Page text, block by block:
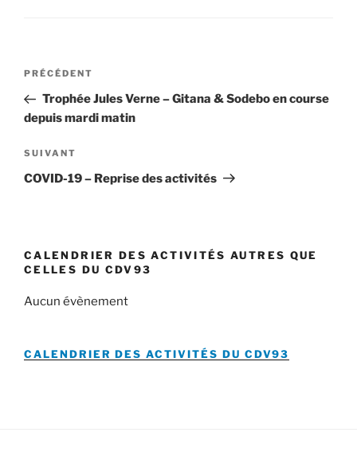
Navigation
l’article
Article
précédent
PRÉCÉDENT
Trophée Jules Verne – Gitana & Sodebo en course
depuis mardi matin
Article
suivant
SUIVANT
COVID-19 – Reprise des activités
CALENDRIER DES ACTIVITÉS AUTRES QUE
CELLES DU CDV93
Aucun évènement
CALENDRIER DES ACTIVITÉS DU CDV93